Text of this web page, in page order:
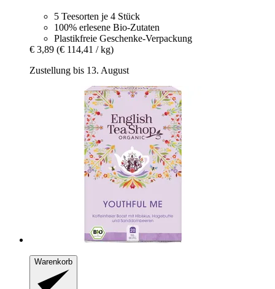
5 Teesorten je 4 Stück
100% erlesene Bio-Zutaten
Plastikfreie Geschenke-Verpackung
€ 3,89 (€ 114,41 / kg)
Zustellung bis 13. August
Warenkorb